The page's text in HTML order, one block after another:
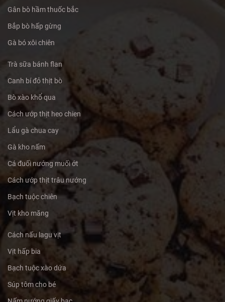
Gân bò hầm thuốc bắc
Bắp bò hấp gừng
Gà bó xôi chiên
Trà sữa bánh flan
Canh bí đỏ thịt bò
Bò xào khổ qua
Cách ướp thịt heo chien
Lẩu gà chua cay
Gà kho nấm
Cá đuối nướng muối ớt
Cách ướp thịt trâu nướng
Bạch tuộc chiên
Vịt kho măng
Cách nấu lagu vịt
Vịt hấp bia
Bạch tuộc xào dứa
Súp tôm cho bé